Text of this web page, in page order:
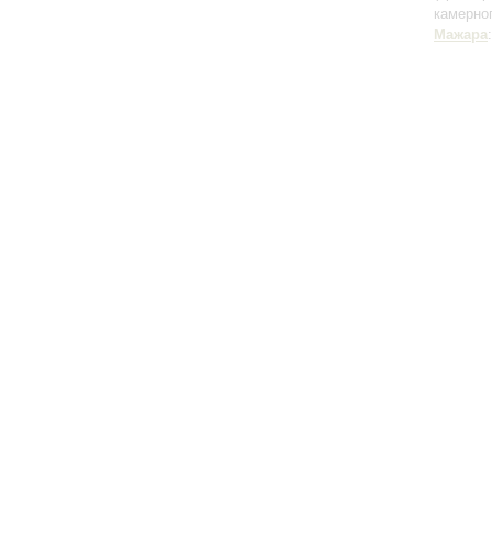
Мажара